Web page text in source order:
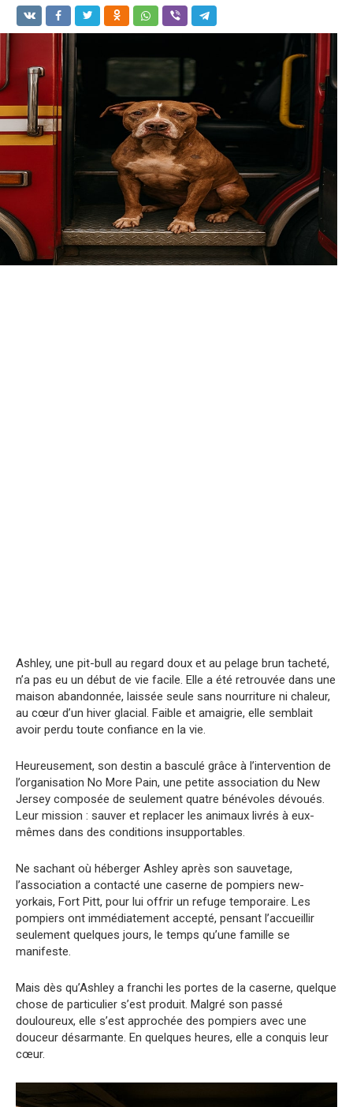
Ashley, une pit-bull au regard doux et au pelage brun tacheté,
n’a pas eu un début de vie facile. Elle a été retrouvée dans une
maison abandonnée, laissée seule sans nourriture ni chaleur,
au cœur d’un hiver glacial. Faible et amaigrie, elle semblait
avoir perdu toute confiance en la vie.
Heureusement, son destin a basculé grâce à l’intervention de
l’organisation No More Pain, une petite association du New
Jersey composée de seulement quatre bénévoles dévoués.
Leur mission : sauver et replacer les animaux livrés à eux-
mêmes dans des conditions insupportables.
Ne sachant où héberger Ashley après son sauvetage,
l’association a contacté une caserne de pompiers new-
yorkais, Fort Pitt, pour lui offrir un refuge temporaire. Les
pompiers ont immédiatement accepté, pensant l’accueillir
seulement quelques jours, le temps qu’une famille se
manifeste.
Mais dès qu’Ashley a franchi les portes de la caserne, quelque
chose de particulier s’est produit. Malgré son passé
douloureux, elle s’est approchée des pompiers avec une
douceur désarmante. En quelques heures, elle a conquis leur
cœur.